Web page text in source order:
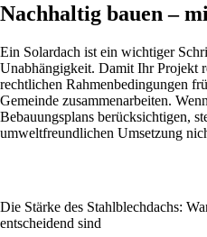
Nachhaltig bauen –
Ein Solardach ist ein wichtiger
Unabhängigkeit. Damit Ihr Projekt
rechtlichen Rahmenbedingungen
Gemeinde zusammenarbeiten.
Bebauungsplans berücksichtigen,
umweltfreundlichen Umsetzung
Die Stärke des Stahlblechdachs:
entscheidend sind